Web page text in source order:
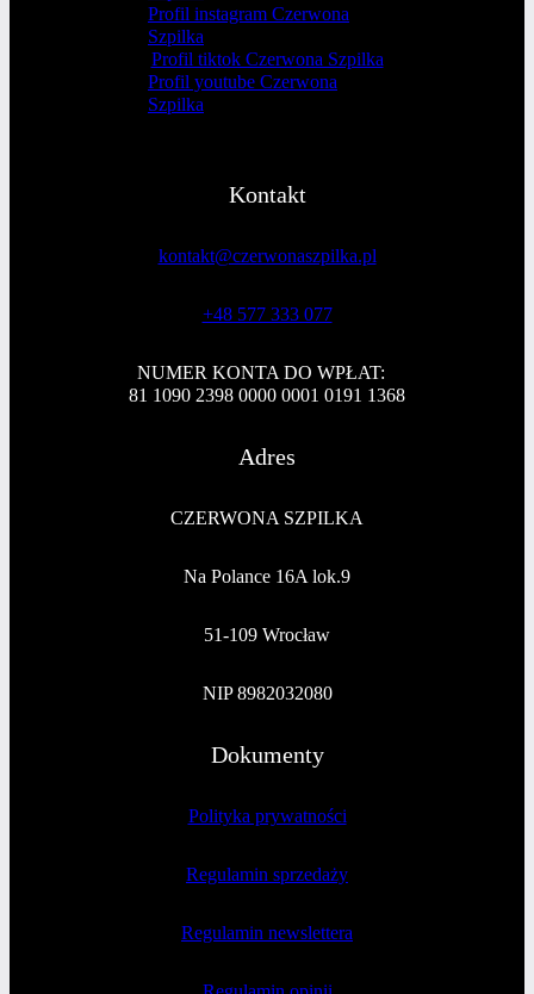
Profil instagram Czerwona
Szpilka
Profil tiktok Czerwona Szpilka
Profil youtube Czerwona
Szpilka
Kontakt
kontakt@czerwonaszpilka.pl
+48 577 333 077
NUMER KONTA DO WPŁAT:
81 1090 2398 0000 0001 0191 1368
Adres
CZERWONA SZPILKA
Na Polance 16A lok.9
51-109 Wrocław
NIP 8982032080
Dokumenty
Polityka prywatności
Regulamin sprzedaży
Regulamin newslettera